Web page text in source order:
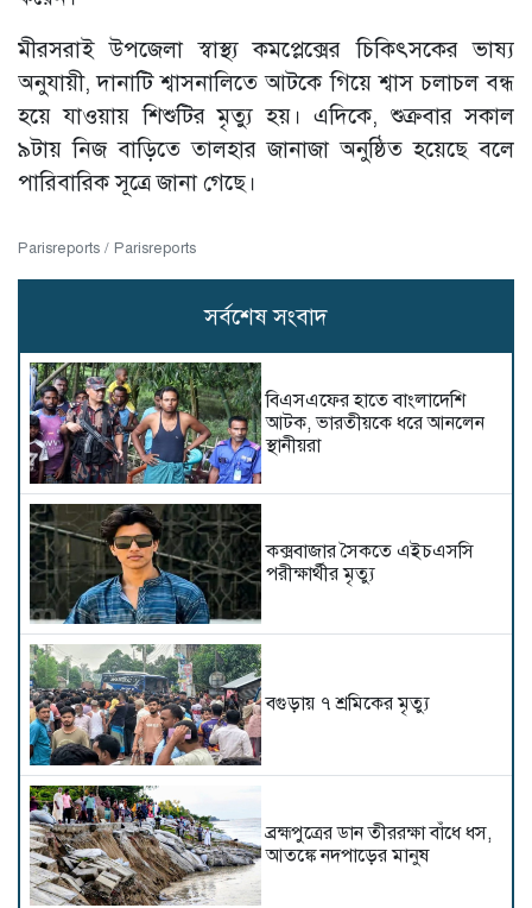
মীরসরাই উপজেলা স্বাস্থ্য কমপ্লেক্সের চিকিৎসকের ভাষ্য
অনুযায়ী, দানাটি শ্বাসনালিতে আটকে গিয়ে শ্বাস চলাচল বন্ধ
হয়ে যাওয়ায় শিশুটির মৃত্যু হয়। এদিকে, শুক্রবার সকাল
৯টায় নিজ বাড়িতে তালহার জানাজা অনুষ্ঠিত হয়েছে বলে
পারিবারিক সূত্রে জানা গেছে।
Parisreports / Parisreports
সর্বশেষ সংবাদ
বিএসএফের হাতে বাংলাদেশি
আটক, ভারতীয়কে ধরে আনলেন
স্থানীয়রা
কক্সবাজার সৈকতে এইচএসসি
পরীক্ষার্থীর মৃত্যু
বগুড়ায় ৭ শ্রমিকের মৃত্যু
ব্রহ্মপুত্রের ডান তীররক্ষা বাঁধে ধস,
আতঙ্কে নদপাড়ের মানুষ